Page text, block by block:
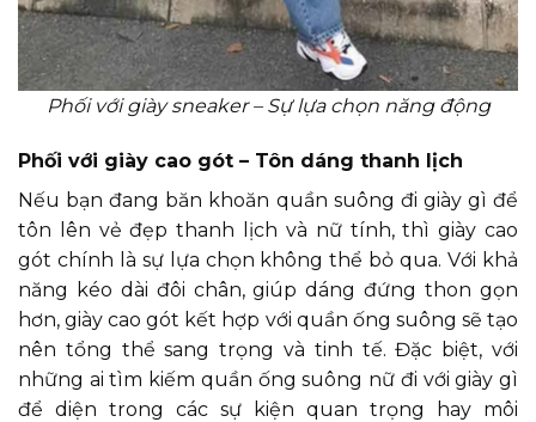
Phối với giày sneaker – Sự lựa chọn năng động
Phối với giày cao gót – Tôn dáng thanh lịch
Nếu bạn đang băn khoăn quần suông đi giày gì để
tôn lên vẻ đẹp thanh lịch và nữ tính, thì giày cao
gót chính là sự lựa chọn không thể bỏ qua. Với khả
năng kéo dài đôi chân, giúp dáng đứng thon gọn
hơn, giày cao gót kết hợp với quần ống suông sẽ tạo
nên tổng thể sang trọng và tinh tế. Đặc biệt, với
những ai tìm kiếm quần ống suông nữ đi với giày gì
để diện trong các sự kiện quan trọng hay môi